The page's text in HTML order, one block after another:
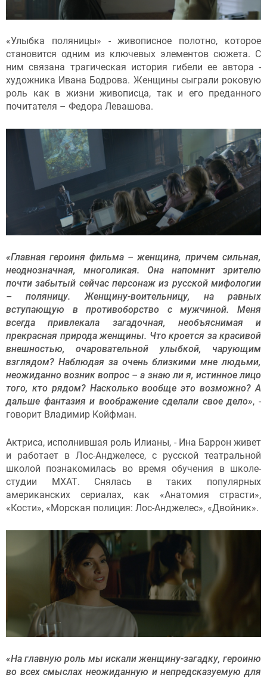
«Улыбка поляницы» - живописное полотно, которое
становится одним из ключевых элементов сюжета. С
ним связана трагическая история гибели ее автора -
художника Ивана Бодрова. Женщины сыграли роковую
роль как в жизни живописца, так и его преданного
почитателя – Федора Левашова.
«Главная героиня фильма – женщина, причем сильная,
неоднозначная, многоликая. Она напомнит зрителю
почти забытый сейчас персонаж из русской мифологии
– поляницу. Женщину-воительницу, на равных
вступающую в противоборство с мужчиной. Меня
всегда привлекала загадочная, необъяснимая и
прекрасная природа женщины. Что кроется за красивой
внешностью, очаровательной улыбкой, чарующим
взглядом? Наблюдая за очень близкими мне людьми,
неожиданно возник вопрос – а знаю ли я, истинное лицо
того, кто рядом? Насколько вообще это возможно? А
дальше фантазия и воображение сделали свое дело», -
говорит Владимир Койфман.
Актриса, исполнившая роль Илианы, - Ина Баррон живет
и работает в Лос-Анджелесе, с русской театральной
школой познакомилась во время обучения в школе-
студии МХАТ. Снялась в таких популярных
американских сериалах, как «Анатомия страсти»,
«Кости», «Морская полиция: Лос-Анджелес», «Двойник».
«На главную роль мы искали женщину-загадку, героиню
во всех смыслах неожиданную и непредсказуемую для